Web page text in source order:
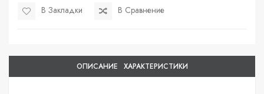
В Закладки В Сравнение
ОПИСАНИЕ ХАРАКТЕРИСТИКИ